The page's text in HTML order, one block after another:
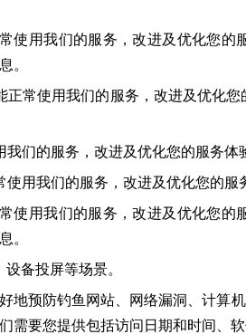
使用我们的服务，改进及优化您
。
正常使用我们的服务，改进及优化
们的服务，改进及优化您的服务
用我们的服务，改进及优化您的
使用我们的服务，改进及优化您
。
备投屏等场景。
地预防钓鱼网站、网络漏洞、计
需要您提供包括访问日期和时间、